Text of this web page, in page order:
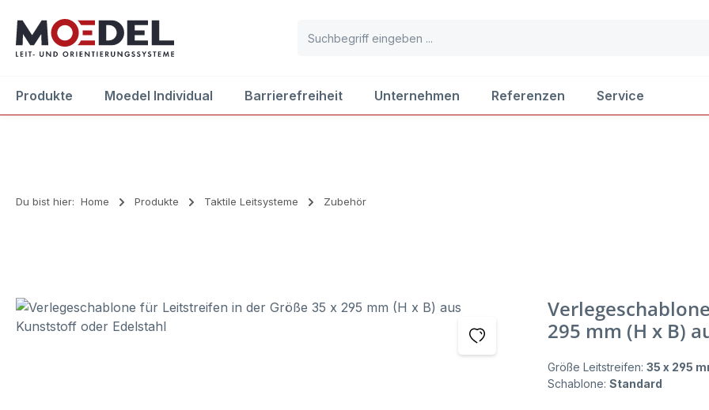
Hauptinhalt springen
Zur Suche springen
Zur Hauptnavigation springen
Produkte Moedel Individual Barrierefreiheit Unternehmen Referenzen Service
Du bist hier: Home Produkte Taktile Leitsysteme Zubehör
Bildergalerie überspringen
295 mm (H x B)
Größe Leitstreifen: 35 x 295
Schablone: Standard